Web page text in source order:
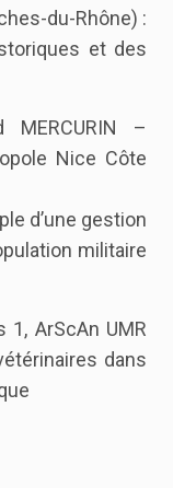
du-Rhône) :
et des
MERCURIN –
Nice Côte
d’une gestion
militaire
1, ArScAn UMR
dans